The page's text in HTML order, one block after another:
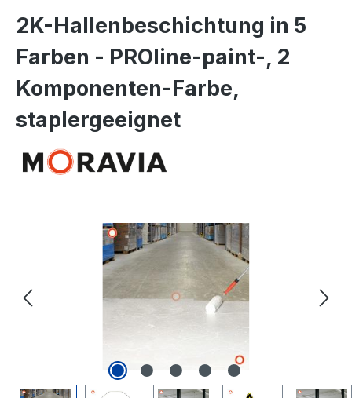
2K-Hallenbeschichtung in 5
Farben - PROline-paint-, 2
Komponenten-Farbe,
staplergeeignet